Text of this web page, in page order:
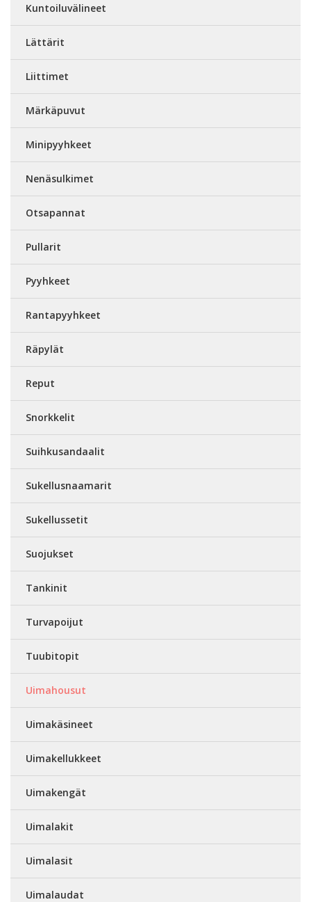
Kuntoiluvälineet
Lättärit
Liittimet
Märkäpuvut
Minipyyhkeet
Nenäsulkimet
Otsapannat
Pullarit
Pyyhkeet
Rantapyyhkeet
Räpylät
Reput
Snorkkelit
Suihkusandaalit
Sukellusnaamarit
Sukellussetit
Suojukset
Tankinit
Turvapoijut
Tuubitopit
Uimahousut
Uimakäsineet
Uimakellukkeet
Uimakengät
Uimalakit
Uimalasit
Uimalaudat